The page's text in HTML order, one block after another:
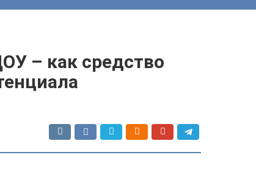
– как средство